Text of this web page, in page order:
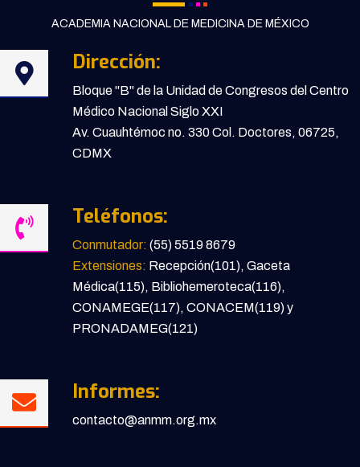
ACADEMIA NACIONAL DE MEDICINA DE MÉXICO
Dirección:
Bloque "B" de la Unidad de Congresos del Centro
Médico Nacional Siglo XXI
Av. Cuauhtémoc no. 330 Col. Doctores, 06725,
CDMX
Teléfonos:
Conmutador: (55) 5519 8679
Extensiones: Recepción(101), Gaceta
Médica(115), Bibliohemeroteca(116),
CONAMEGE(117), CONACEM(119) y
PRONADAMEG(121)
Informes:
contacto@anmm.org.mx